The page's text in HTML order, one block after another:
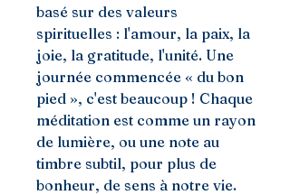
basé sur des valeurs
spirituelles : l'amour, la paix, la
joie, la gratitude, l'unité. Une
journée commencée « du bon
pied », c'est beaucoup ! Chaque
méditation est comme un rayon
de lumière, ou une note au
timbre subtil, pour plus de
bonheur, de sens à notre vie.